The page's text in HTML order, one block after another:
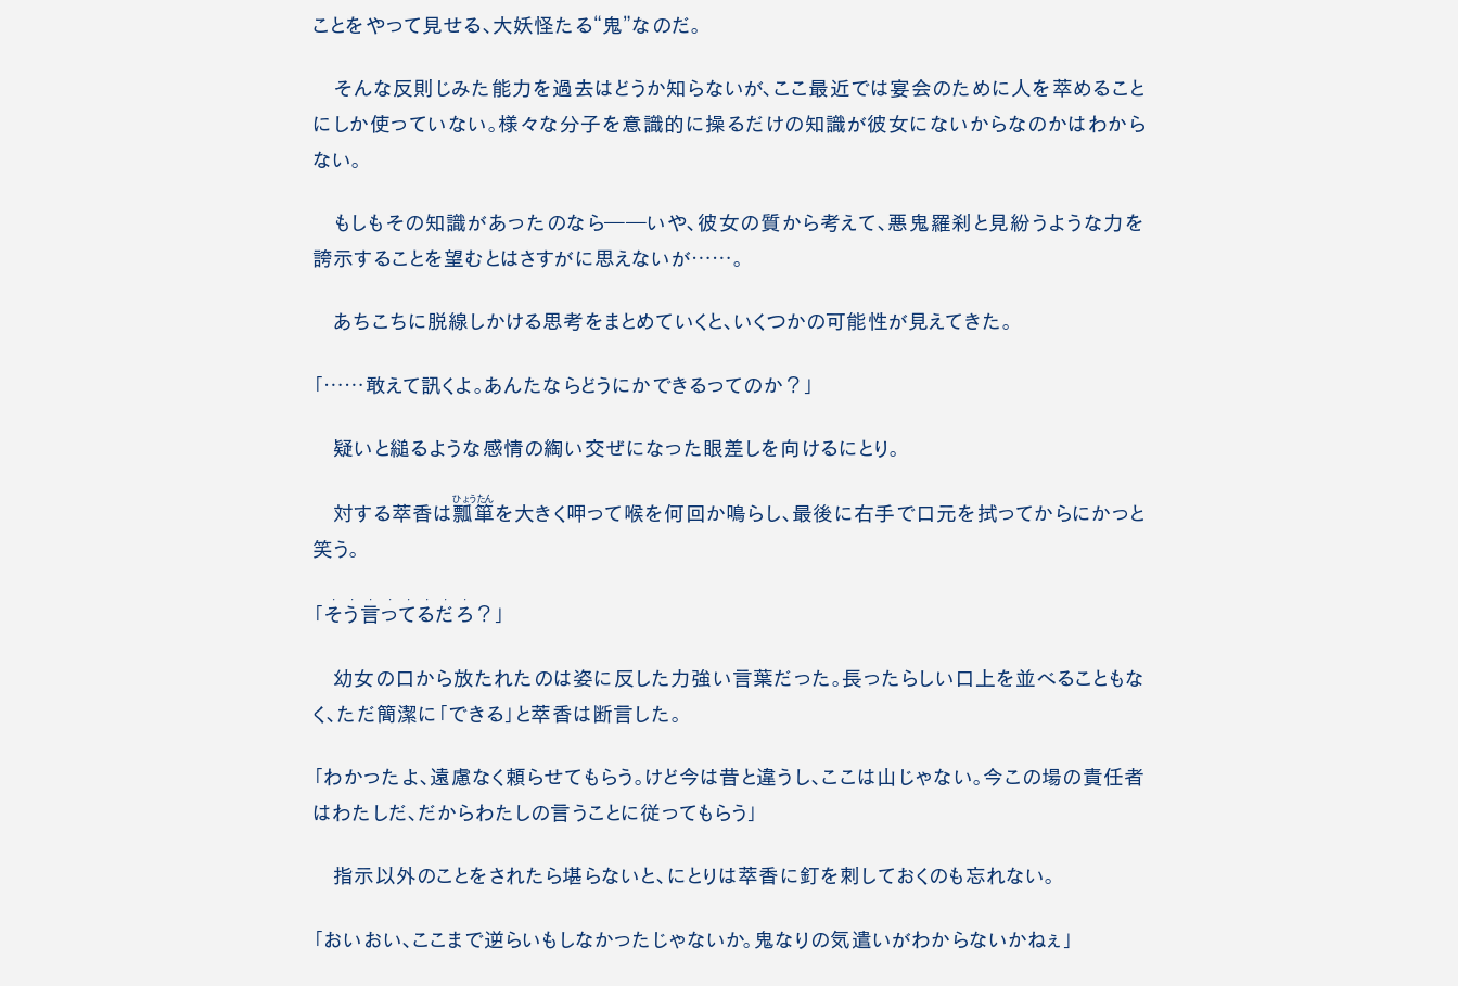
ことをやって見せる、大妖怪たる“鬼”なのだ。
そんな反則じみた能力を過去はどうか知らないが、ここ最近では宴会のために人を萃めること
にしか使っていない。様々な分子を意識的に操るだけの知識が彼女にないからなのかはわから
ない。
もしもその知識があったのなら――いや、彼女の質から考えて、悪鬼羅刹と見紛うような力を
誇示することを望むとはさすがに思えないが……。
あちこちに脱線しかける思考をまとめていくと、いくつかの可能性が見えてきた。
「……敢えて訊くよ。あんたならどうにかできるってのか？」
疑いと縋るような感情の綯い交ぜになった眼差しを向けるにとり。
対する萃香は瓢箪
ひょうたん
を大きく呷って喉を何回か鳴らし、最後に右手で口元を拭ってからにかっと
笑う。
そ
・
う
・
言
・
っ
・
て
・
る
・
だ
・
ろ
・
？」
幼女の口から放たれたのは姿に反した力強い言葉だった。長ったらしい口上を並べることもな
く、ただ簡潔に「できる」と萃香は断言した。
「わかったよ、遠慮なく頼らせてもらう。けど今は昔と違うし、ここは山じゃない。今この場の責任者
はわたしだ、だからわたしの言うことに従ってもらう」
指示以外のことをされたら堪らないと、にとりは萃香に釘を刺しておくのも忘れない。
「おいおい、ここまで逆らいもしなかったじゃないか。鬼なりの気遣いがわからないかねぇ」